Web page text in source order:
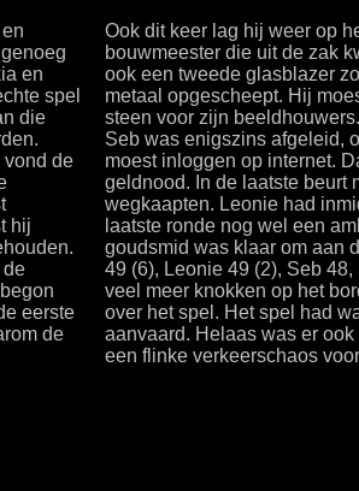
en
en
spel
die
vond de
hij
de
eerste
de
Ook dit keer lag hij weer op
bouwmeester die uit de zak
ook een tweede glasblazer
metaal opgescheept. Hij
steen voor zijn
Seb was enigszins afgeleid,
moest inloggen op internet.
geldnood. In de laatste beurt
wegkaapten. Leonie had
laatste ronde nog wel een
goudsmid was klaar om aan
49 (6), Leonie 49 (2), Seb
veel meer knokken op het
over het spel. Het spel had
aanvaard. Helaas was er
een flinke verkeerschaos